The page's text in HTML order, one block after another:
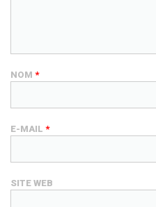
NOM *
E-MAIL *
SITE WEB